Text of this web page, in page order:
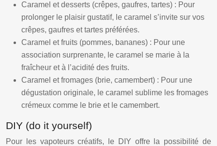
Caramel et desserts (crêpes, gaufres, tartes) : Pour
prolonger le plaisir gustatif, le caramel s’invite sur vos
crêpes, gaufres et tartes préférées.
Caramel et fruits (pommes, bananes) : Pour une
association surprenante, le caramel se marie à la
fraîcheur et à l’acidité des fruits.
Caramel et fromages (brie, camembert) : Pour une
dégustation originale, le caramel sublime les fromages
crémeux comme le brie et le camembert.
DIY (do it yourself)
Pour les vapoteurs créatifs, le DIY offre la possibilité de